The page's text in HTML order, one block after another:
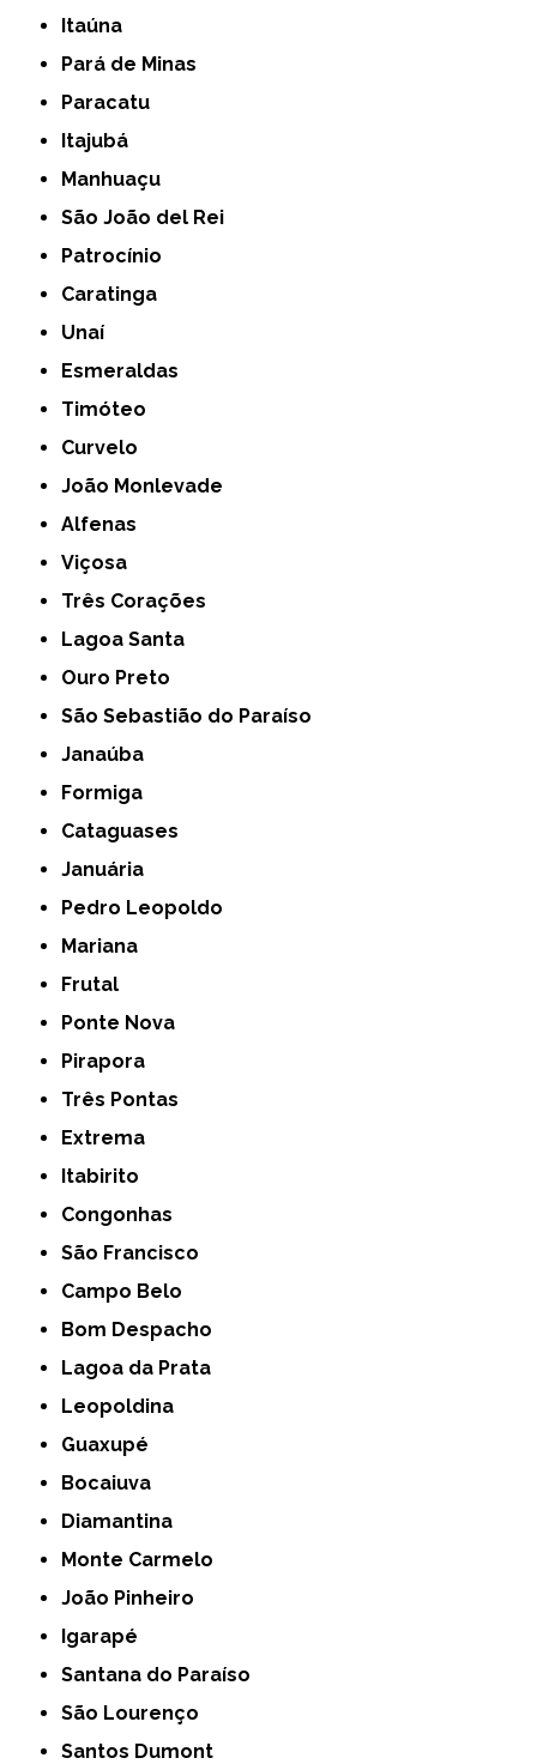
Itaúna
Pará de Minas
Paracatu
Itajubá
Manhuaçu
São João del Rei
Patrocínio
Caratinga
Unaí
Esmeraldas
Timóteo
Curvelo
João Monlevade
Alfenas
Viçosa
Três Corações
Lagoa Santa
Ouro Preto
São Sebastião do Paraíso
Janaúba
Formiga
Cataguases
Januária
Pedro Leopoldo
Mariana
Frutal
Ponte Nova
Pirapora
Três Pontas
Extrema
Itabirito
Congonhas
São Francisco
Campo Belo
Bom Despacho
Lagoa da Prata
Leopoldina
Guaxupé
Bocaiuva
Diamantina
Monte Carmelo
João Pinheiro
Igarapé
Santana do Paraíso
São Lourenço
Santos Dumont